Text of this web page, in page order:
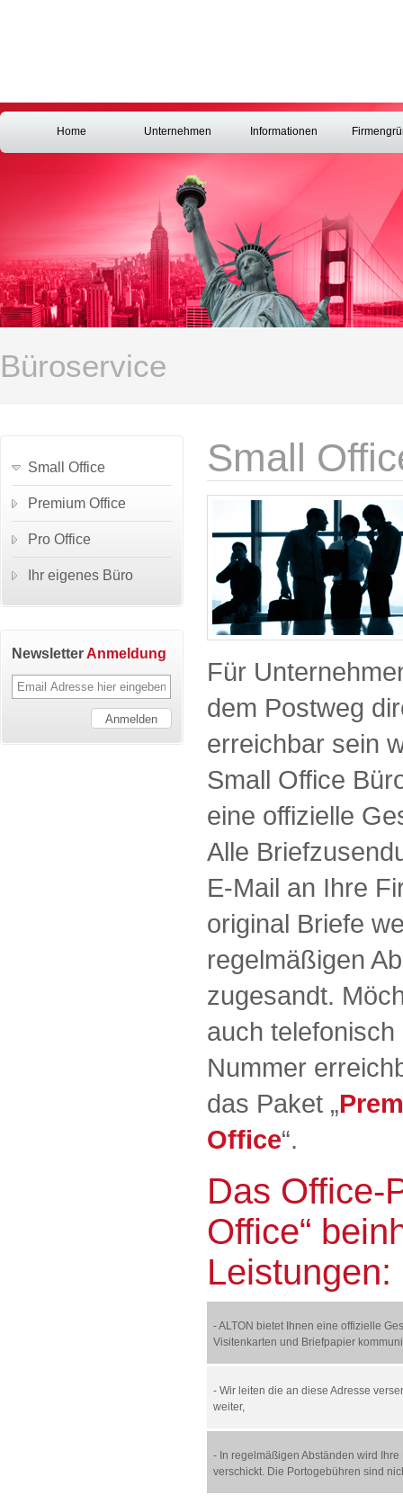
Home Unternehmen Informationen
Büroservice
Small
Für
dem Postweg
erreichbar sein
Small Office
eine offizielle
Alle
E-Mail an Ihre
original Briefe
regelmäßigen
zugesandt.
auch
Nummer
das Paket „
Office“.
Das Office-
Office“
Leistungen:
- ALTON bietet Ihnen eine offizielle
Visitenkarten und Briefpapier
- Wir leiten die an diese Adresse
weiter,
- In regelmäßigen Abständen wird
verschickt. Die Portogebühren sind
Small Office
Premium Office
Pro Office
Ihr eigenes Büro
NewsletterAnmeldung